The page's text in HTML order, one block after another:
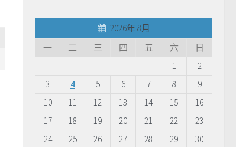
2026年 8月
一
二 三 四 五 六
日
1
2
3
4 5 6 7 8
9
10
11 12 13 14 15
16
17
18 19 20 21 22
23
24
25 26 27 28 29
30